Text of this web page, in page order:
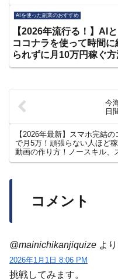
業】
AIを使った副業のおすすめ
【2026年流行る！】AIと
ココナラを使って時間に
られずに月10万円稼ぐ方
今
日
【2026年最新】スマホ完結
で月5万！頑張らない人ほど
動画の作り方！ノースキル、
で収益化する方法を初心者向
コメント
@mainichikanjiquize よ
2026年1月1日 8:06 PM
挑戦してみます。